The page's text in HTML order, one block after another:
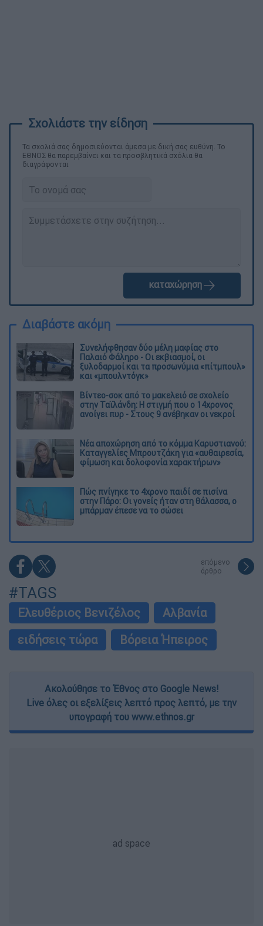
Τα σχολιά σας δημοσιεύονται άμεσα με δική σας ευθύνη. Το
ΕΘΝΟΣ θα παρεμβαίνει και τα προσβλητικά σχόλια θα
διαγράφονται
καταχώρηση
Διαβάστε ακόμη
Συνελήφθησαν δύο μέλη μαφίας στο
Παλαιό Φάληρο - Οι εκβιασμοί, οι
ξυλοδαρμοί και τα προσωνύμια «πίτμπουλ»
και «μπουλντόγκ»
Βίντεο-σοκ από το μακελειό σε σχολείο
στην Ταϊλάνδη: Η στιγμή που ο 14χρονος
ανοίγει πυρ - Στους 9 ανέβηκαν οι νεκροί
Νέα αποχώρηση από το κόμμα Καρυστιανού:
Καταγγελίες Μπρουτζάκη για «αυθαιρεσία,
φίμωση και δολοφονία χαρακτήρων»
Πώς πνίγηκε το 4χρονο παιδί σε πισίνα
στην Πάρο: Οι γονείς ήταν στη θάλασσα, ο
μπάρμαν έπεσε να το σώσει
επόμενο
άρθρο
#TAGS
Ελευθέριος Βενιζέλος
Αλβανία
ειδήσεις τώρα
Βόρεια Ήπειρος
Ακολούθησε το Έθνος στο Google News!
Live όλες οι εξελίξεις λεπτό προς λεπτό, με την
υπογραφή του www.ethnos.gr